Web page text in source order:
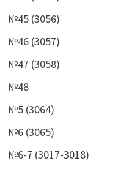
№45 (3056)
№46 (3057)
№47 (3058)
№48
№5 (3064)
№6 (3065)
№6-7 (3017-3018)